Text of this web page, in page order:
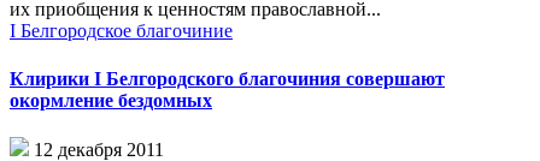
их приобщения к ценностям православной...
I Белгородское благочиние
Клирики I Белгородского благочиния совершают
окормление бездомных
12 декабря 2011